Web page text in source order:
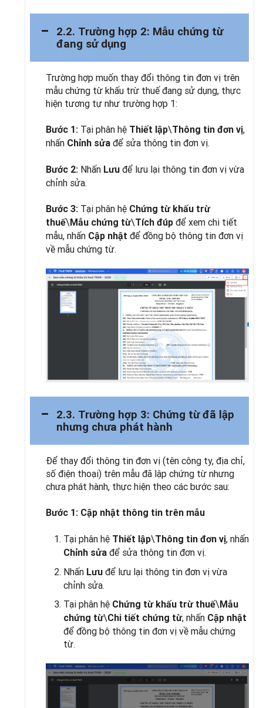
2.2. Trường hợp 2: Mẫu chứng từ
đang sử dụng
Trường hợp muốn thay đổi thông tin đơn vị trên
mẫu chứng từ khấu trừ thuế đang sử dụng, thực
hiện tương tự như trường hợp 1:
Bước 1: Tại phân hệ Thiết lập\Thông tin đơn vị,
nhấn Chỉnh sửa để sửa thông tin đơn vị.
Bước 2: Nhấn Lưu để lưu lại thông tin đơn vị vừa
chỉnh sửa.
Bước 3: Tại phân hệ Chứng từ khấu trừ
thuế\ Mẫu chứng từ\Tích đúp để xem chi tiết
mẫu, nhấn Cập nhật để đồng bộ thông tin đơn vị
về mẫu chứng từ.
2.3. Trường hợp 3: Chứng từ đã lập
nhưng chưa phát hành
Để thay đổi thông tin đơn vị (tên công ty, địa chỉ,
số điện thoại) trên mẫu đã lập chứng từ nhưng
chưa phát hành, thực hiện theo các bước sau:
Bước 1: Cập nhật thông tin trên mẫu
Tại phân hệ Thiết lập\Thông tin đơn vị, nhấn
Chỉnh sửa để sửa thông tin đơn vị.
Nhấn Lưu để lưu lại thông tin đơn vị vừa
chỉnh sửa.
Tại phân hệ Chứng từ khấu trừ thuế\Mẫu
chứng từ\Chi tiết chứng từ, nhấn Cập nhật
để đồng bộ thông tin đơn vị về mẫu chứng
từ.